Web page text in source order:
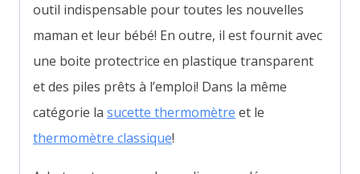
outil indispensable pour toutes les nouvelles
maman et leur bébé! En outre, il est fournit avec
une boite protectrice en plastique transparent
et des piles prêts à l’emploi! Dans la même
catégorie la sucette thermomètre et le
thermomètre classique!